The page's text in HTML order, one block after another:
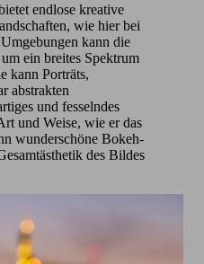
endlose kreative
wie hier bei
kann die
ein breites Spektrum
kann Porträts,
abstrakten
und fesselndes
und Weise, wie er das
wunderschöne Bokeh-
des Bildes